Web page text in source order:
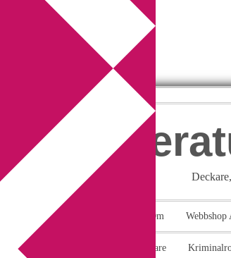
Författarfemman Om Webbshop
Deckare